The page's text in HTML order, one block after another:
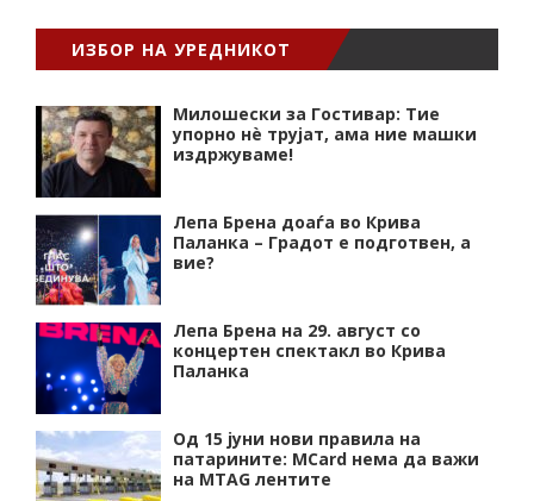
ИЗБОР НА УРЕДНИКОТ
Милошески за Гостивар: Тие
упорно нѐ трујат, ама ние машки
издржуваме!
Лепа Брена доаѓа во Крива
Паланка – Градот е подготвен, а
вие?
Лепа Брена на 29. август со
концертен спектакл во Крива
Паланка
Од 15 јуни нови правила на
патарините: MCard нема да важи
на MTAG лентите